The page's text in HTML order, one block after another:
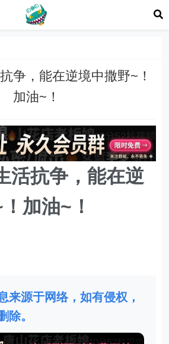
争，能在逆境中撒野~！
加油~！​​​
活抗争，能在逆
加油~！​​​
来源于网络，如有侵权，
除。